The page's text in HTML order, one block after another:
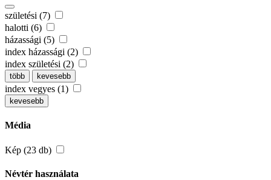
születési (7)
halotti (6)
házassági (5)
index házassági (2)
index születési (2)
több kevesebb
index vegyes (1)
kevesebb
Média
Kép (23 db)
Névtér használata